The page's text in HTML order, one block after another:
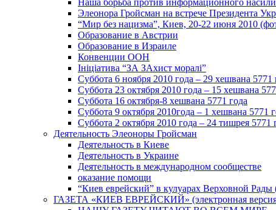
Наша борьба против информационного
Элеонора Гройсман на встрече Президента
“Мир без нацизма”, Киев, 20-22 июня 2010
Образование в Австрии
Образование в Израиле
Конвенции ООН
Ініціатива “ЗА ЗАхист моралі”
Суббота 6 ноября 2010 года – 29 хешвана 5771
Суббота 23 октября 2010 года – 15 хешвана
Суббота 16 октября-8 хешвана 5771 года
Суббота 9 октября 2010года – 1 хешвана 5771
Суббота 2 октября 2010 года – 24 тишрея 5771
Деятельность Элеоноры Гройсман
Деятельность в Киеве
Деятельность в Украине
Деятельность в международном сообществе
оказание помощи
“Киев еврейский” в кулуарах Верховной Рады
ГАЗЕТА «КИЕВ ЕВРЕЙСКИЙ» (электронная версия